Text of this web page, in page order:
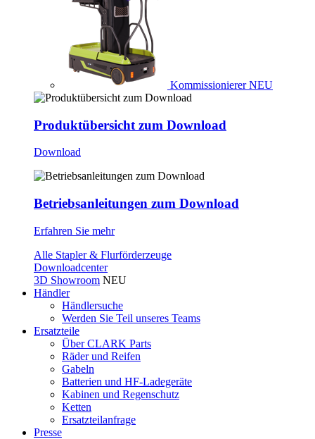
Kommissionierer NEU
Produktübersicht zum Download
Download
Betriebsanleitungen zum Download
Erfahren Sie mehr
Alle Stapler & Flurförderzeuge
Downloadcenter
3D Showroom NEU
Händler
Händlersuche
Werden Sie Teil unseres Teams
Ersatzteile
Über CLARK Parts
Räder und Reifen
Gabeln
Batterien und HF-Ladegeräte
Kabinen und Regenschutz
Ketten
Ersatzteilanfrage
Presse